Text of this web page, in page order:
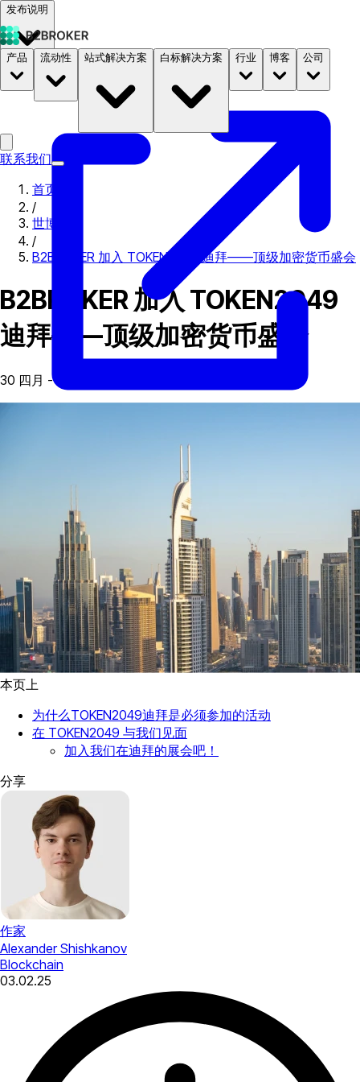
发布说明
文档 定价 B2STORE
产品 流动性 站式解决方案 白标解决方案 行业 博客 公司
联系我们
首页
/
世博会
/
B2BROKER 加入 TOKEN2049 迪拜——顶级加密货币盛会
B2BROKER 加入 TOKEN2049
迪拜——顶级加密货币盛会
30 四月 - 1 五月, 2025
本页上
为什么TOKEN2049迪拜是必须参加的活动
在 TOKEN2049 与我们见面
加入我们在迪拜的展会吧！
分享
作家
Alexander Shishkanov
Blockchain
03.02.25